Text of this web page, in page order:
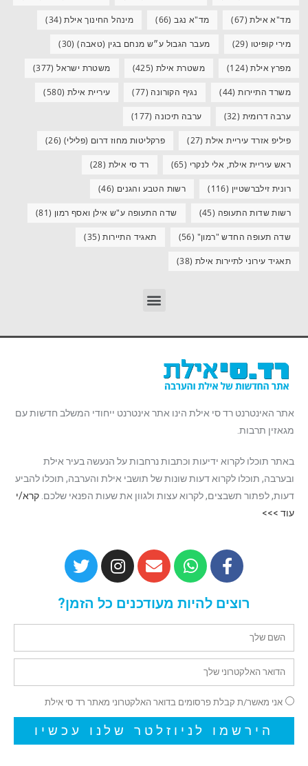
מד"א אילת(67) מד"א נגב(66) מינהל החינוך אילת(34)
מירי קופיטו (29) מעבר הגבול ע״ש מנחם בגין (טאבה)(30)
מפרץ אילת(124) משטרת אילת (425) משטרת ישראל(377)
משרד התיירות(44) נגיף הקורונה (77) עיריית אילת (580)
ערבה דרומית (32) ערבה תיכונה (177)
פיליפ אזרד עיריית אילת(27) פרקליטות מחוז דרום (פלילי) (26)
ראש עיריית אילת, אלי לנקרי (65) רד סי אילת (28)
רונית זילברשטיין (116) רשות הטבע והגנים (46)
רשות שדות התעופה (45) שדה התעופה ע"ש אילן ואסף רמון (81)
שדה תעופה החדש "רמון" (56) תאגיד התיירות(35)
תאגיד עירוני לתיירות אילת (38)
אתר האינטרנט רד סי אילת הינו אתר אינטרנט ייחודי המשלב חדשות עם
מגאזין תרבות.
באתר תוכלו לקרוא ידיעות וכתבות נרחבות על הנעשה בעיר אילת
ובערבה, תוכלו לקרוא דעות שונות של תושבי אילת והערבה, תוכלו להביע
דעות, לפתור תשבצים, לקרוא עצות ולגוון את שעות הפנאי שלכם. קרא/י
עוד >>>
רוצים להיות מעודכנים כל הזמן?
אני מאשר/ת קבלת פרסומים בדואר האלקטרוני מאתר רד סי אילת
הירשמו לניוזלטר שלנו עכשיו